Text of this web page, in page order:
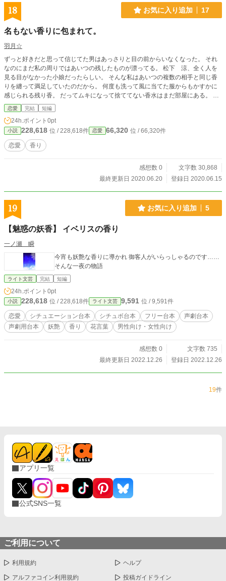
人とAI、記録と記憶、時間と香り―― それらが少しずつ交わ
さ。 その狭間で“心”が生まれる瞬間を描く、静かな連作短編S
球。」 そんな穏やかな時間を、あなたの心にも。 コーヒーを
片手に、どうぞゆっくりお過ごしください。
18 お気に入り追加 17
名もない香りに包まれて。
羽月☆
ずっと好きだと思って信じてた男はあっさりと目の前からいなくなった。 それ
なのにまだ私の周りではあいつの残したものが漂ってる。 松下 涼、全く人を
見る目がなかった小娘だったらしい。 そんな私はあいつの複数の相手と同じ香
りを纏って満足していたのだから。 何度も洗って風に当てた服からもかすかに
感じられる残り香。 だってムキになって捨ててない香水はまだ部屋にある。 そ
れもわざわざつけることもあるくらい。 今日もつけてきた。 新しい出会いに連
れてきた。 それなのに『似合わない』ってはっきり言われた。 もちろん初対面
の男に。 そんな最悪な感想で始まった出会い。 それは彼にはどうしても許せな
いポイントだったらしい。 川瀬 ほうか 『香り』を仕事にしてる人だった。 そ
恋愛 完結 短編
24h.ポイント 0pt
小説 228,618 位 / 228,618件 恋愛 66,320 位 / 66,320件
恋愛 香り
感想数 0
文字数 30,868
最終更新日 2020.06.20
登録日 2020.06.15
19 お気に入り追加 5
【魅惑の妖香】 イベリスの香り
一ノ瀬 瞬
今宵も妖艶な香りに導かれ 御客人がいらっしゃるのです……
そんな一夜の物語
ライト文芸 完結 短編
24h.ポイント 0pt
小説 228,618 位 / 228,618件 ライト文芸 9,591 位 / 9,591件
恋愛 シチュエーション台本 シチュボ台本 フリー台本
声劇台本
声劇用台本
妖艶 香り 花言葉 男性向け・女性向け
感想数 0
文字数 735
最終更新日 2022.12.26
登録日 2022.12.26
19件
アプリ一覧
公式SNS一覧
ご利用について
利用規約 ヘルプ
アルファコイン利用規約 投稿ガイドライン